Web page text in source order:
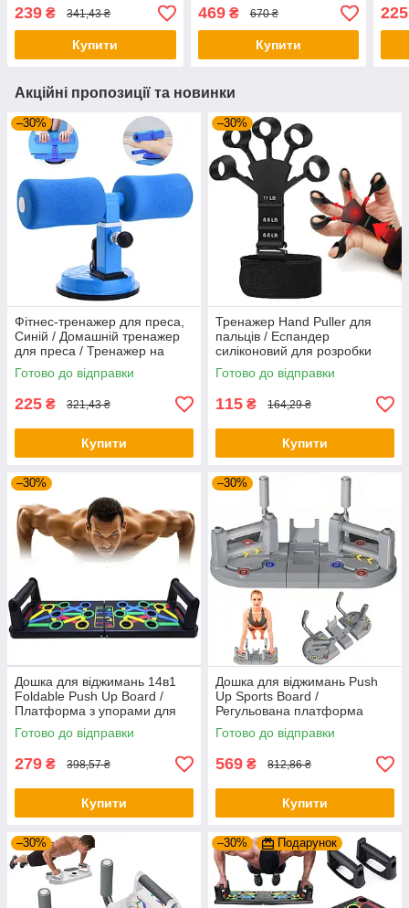
тренування преса
239 ₴ 341,43 ₴
Купити
Автоматичний тренажер
колесо / Колесо для преса
469₴ 670 ₴
Купити
225
Акційні пропозиції та новинки
–30%
Фітнес-тренажер для преса,
Синій / Домашній тренажер
для преса / Тренажер на
присосках
Готово до відправки
225 ₴ 321,43 ₴
Купити
–30%
Тренажер Hand Puller для
пальців / Еспандер
силіконовий для розробки
пальців руки
Готово до відправки
115 ₴ 164,29 ₴
Купити
–30%
Дошка для віджимань 14в1
Foldable Push Up Board /
Платформа з упорами для
віджимань / Тренажер для
віджимання
Готово до відправки
279 ₴ 398,57 ₴
Купити
–30%
Дошка для віджимань Push
Up Sports Board /
Регульована платформа
тренажер для віджимань /
Упори від підлоги
Готово до відправки
569 ₴ 812,86 ₴
Купити
–30% –30% Подарунок